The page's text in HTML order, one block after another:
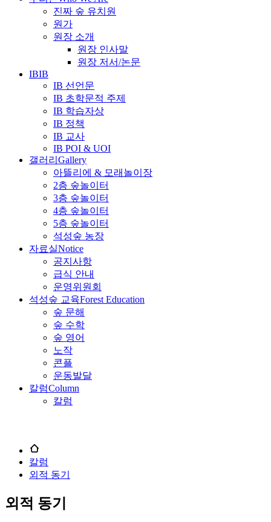
진짜 숲 유치원
원가
원장 소개
원장 인사말
원장 저서/논문
IBIB
IB 선언문
IB 초학문적 주제
IB 학습자상
IB 정책
IB 교사
IB POI & UOI
갤러리 Gallery
아뜰리에 & 모래놀이장
2층 숲놀이터
3층 숲놀이터
4층 숲놀이터
5층 숲놀이터
석성숲 농장
자료실Notice
공지사항
급식 안내
운영위원회
석성숲 교육Forest Education
숲 문해
숲 수학
숲 영어
노작
콘플
운동발달
칼럼Column
칼럼
칼럼
외적 동기
외적 동기